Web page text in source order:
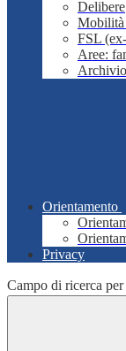
Delibere
Mobilità
FSL
Aree:
Orientamento
Privacy
Campo di ricerca